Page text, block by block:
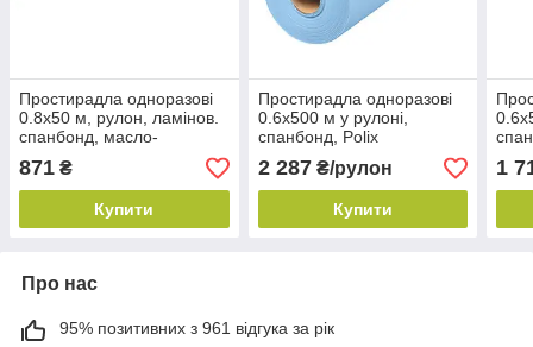
Простирадла одноразові
0.8х50 м, рулон, ламінов.
спанбонд, масло-
водонепроникні, Polix
PRO&MED. Колір:
блакитний
871 ₴
Купити
Простирадла одноразові
0.6х500 м у рулоні,
спанбонд, Polix
PRO&MED. Колір:
блакитний
2 287₴/рулон
Купити
1
Про нас
95% позитивних з 961 відгука за рік